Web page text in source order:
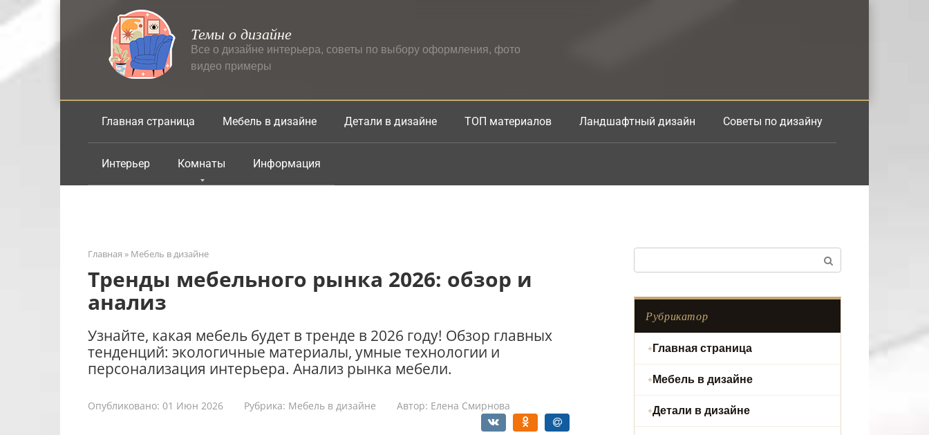
Перейти
к
Темы о дизайне
Все о дизайне интерьера, советы по выбору оформления, фото
видео примеры
Главная страница Мебель в дизайне Детали в дизайне ТОП материалов Ландшафтный дизайн Советы по дизайну
Интерьер Комнаты Информация
Главная » Мебель в дизайне
Тренды мебельного рынка 2026: обзор и
анализ
Узнайте, какая мебель будет в тренде в 2026 году! Обзор главных
тенденций: экологичные материалы, умные технологии и
персонализация интерьера. Анализ рынка мебели.
Опубликовано: 01 Июн 2026 Рубрика: Мебель в дизайне Автор: Елена Смирнова
Рубрикатор
Главная страница
Мебель в дизайне
Детали в дизайне